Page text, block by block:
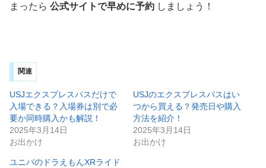
まったら 公式サイトで早めに予約 しましょう！
関連
USJエクスプレスパスだけで
入場できる？入場券は別で必
要か同時購入かも解説！
2025年3月14日
お出かけ
USJのエクスプレスパスはい
つから買える？発売日や購入
方法を紹介！
2025年3月14日
お出かけ
ユニバのドラえもんXRライド